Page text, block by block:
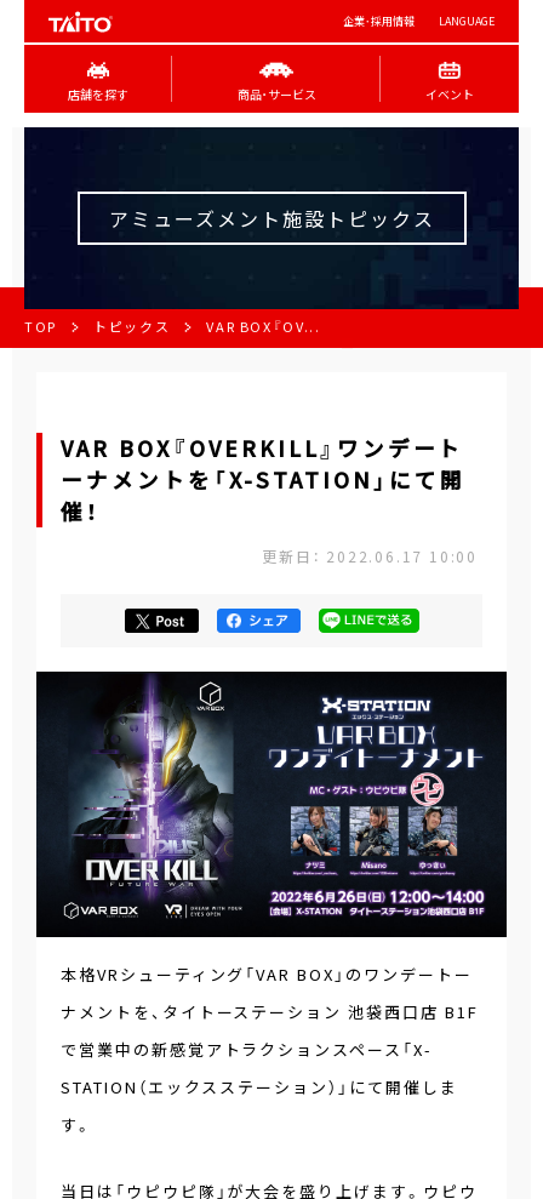
企業･採用情報 LANGUAGE
店舗を探す 商品･サービス イベント
アミューズメント施設トピックス
TOP トピックス VAR BOX『OV...
VAR BOX『OVERKILL』ワンデート
ーナメントを「X-STATION」にて開
催！
更新日： 2022.06.17 10:00
本格VRシューティング「VAR BOX」のワンデートー
ナメントを、タイトーステーション 池袋西口店 B1F
で営業中の新感覚アトラクションスペース「X-
STATION（エックスステーション）」にて開催しま
す。
当日は「ウピウピ隊」が大会を盛り上げます。ウピウ